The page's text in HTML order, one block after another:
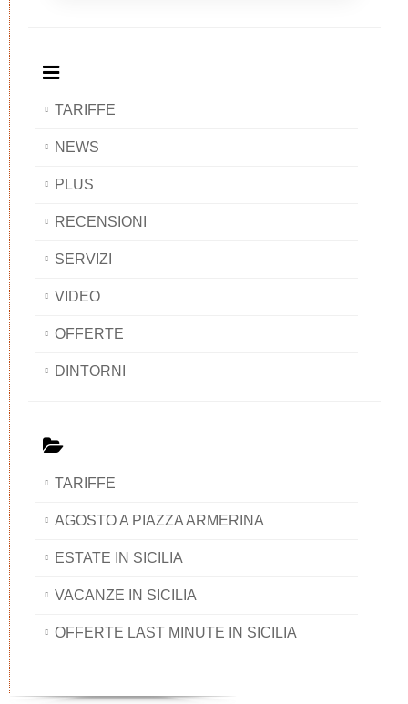
TARIFFE
NEWS
PLUS
RECENSIONI
SERVIZI
VIDEO
OFFERTE
DINTORNI
TARIFFE
AGOSTO A PIAZZA ARMERINA
ESTATE IN SICILIA
VACANZE IN SICILIA
OFFERTE LAST MINUTE IN SICILIA